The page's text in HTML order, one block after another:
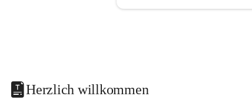
Herzlich willkommen